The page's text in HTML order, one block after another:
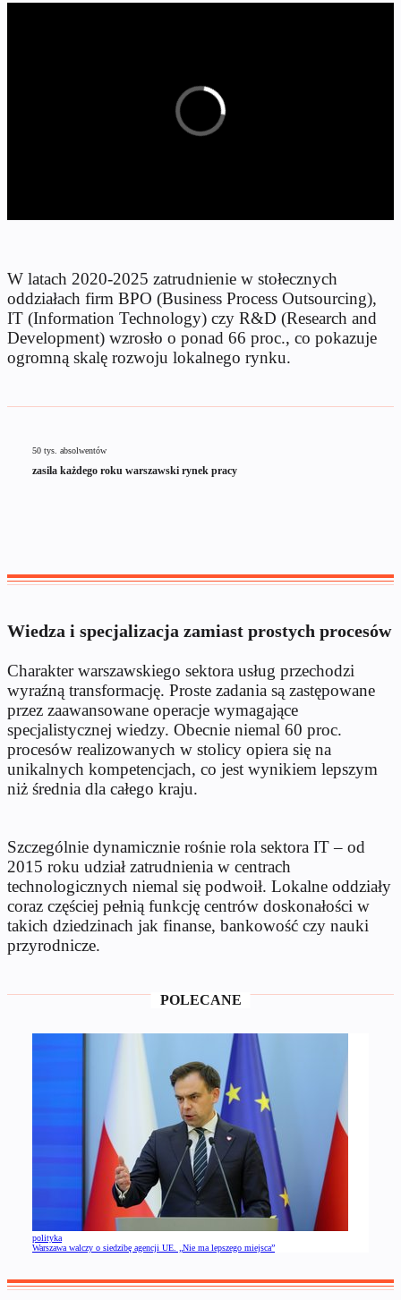
W latach 2020-2025 zatrudnienie w stołecznych
oddziałach firm BPO (Business Process Outsourcing),
IT (Information Technology) czy R&D (Research and
Development) wzrosło o ponad 66 proc., co pokazuje
ogromną skalę rozwoju lokalnego rynku.
50 tys. absolwentów
zasila każdego roku warszawski rynek pracy
Wiedza i specjalizacja zamiast prostych procesów
Charakter warszawskiego sektora usług przechodzi
wyraźną transformację. Proste zadania są zastępowane
przez zaawansowane operacje wymagające
specjalistycznej wiedzy. Obecnie niemal 60 proc.
procesów realizowanych w stolicy opiera się na
unikalnych kompetencjach, co jest wynikiem lepszym
niż średnia dla całego kraju.
Szczególnie dynamicznie rośnie rola sektora IT – od
2015 roku udział zatrudnienia w centrach
technologicznych niemal się podwoił. Lokalne oddziały
coraz częściej pełnią funkcję centrów doskonałości w
takich dziedzinach jak finanse, bankowość czy nauki
przyrodnicze.
POLECANE
polityka
Warszawa walczy o siedzibę agencji UE. „Nie ma lepszego miejsca”